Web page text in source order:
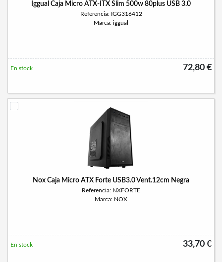
Iggual Caja Micro ATX-ITX Slim 500w 80plus USB 3.0
Referencia: IGG316412
Marca: iggual
72,80 €
En stock
Nox Caja Micro ATX Forte USB3.0 Vent.12cm Negra
Referencia: NXFORTE
Marca: NOX
33,70 €
En stock